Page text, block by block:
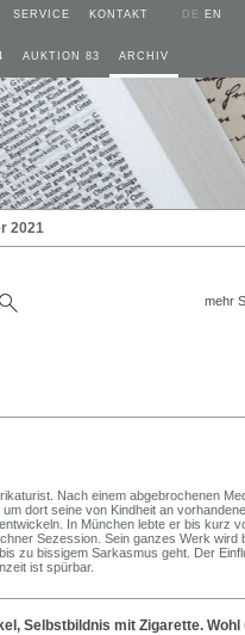
SERVICE KONTAKT DE EN
AUKTION 83 ARCHIV
2021
mehr
Nach einem abgebrochenen
dort seine von Kindheit an
In München lebte er bis kurz
Sezession. Sein ganzes Werk wird
zu bissigem Sarkasmus geht. Der
ist spürbar.
Selbstbildnis mit Zigarette. Wohl